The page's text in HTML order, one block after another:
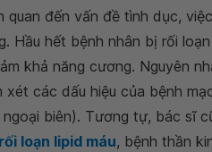
quan đến vấn đề tình dục,
Hầu hết bệnh nhân bị rối
khả năng cương. Nguyên
xét các dấu hiệu của bệnh
ngoại biên). Tương tự, bác sĩ
rối loạn lipid máu, bệnh thần